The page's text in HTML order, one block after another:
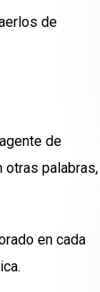
de
de
palabras,
en cada